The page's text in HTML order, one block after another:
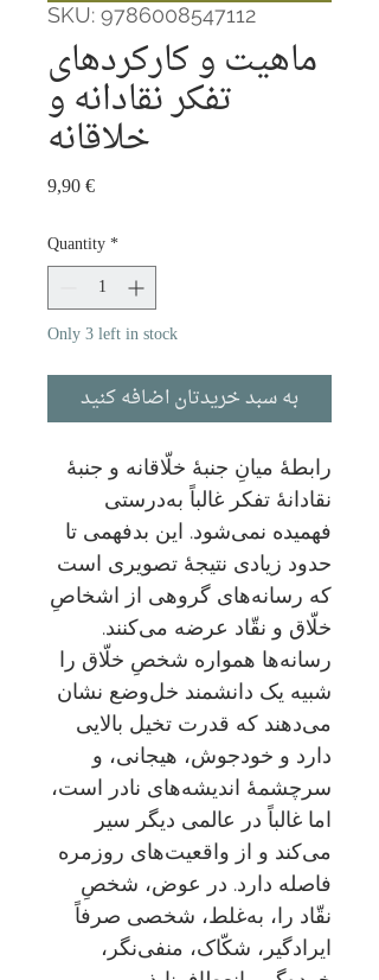
SKU: 9786008547112
ماهیت و کارکردهای
تفکر نقادانه و
خلاقانه
9,90 €Price
Quantity*
Only 3 left in stock
به سبد خریدتان اضافه کنید
رابطۀ میانِ جنبۀ خلّاقانه و جنبۀ
نقادانۀ تفکر غالباً به‌درستی
فهمیده نمی‌شود. این بدفهمی تا
حدود زیادی نتیجۀ تصویری است
که رسانه‌های گروهی از اشخاصِ
خلّاق و نقّاد عرضه می‌کنند.
رسانه‌ها همواره شخصِ خلّاق را
شبیه یک دانشمند خل‌وضع نشان
می‌دهند که قدرت تخیل بالایی
دارد و خودجوش، هیجانی، و
سرچشمۀ اندیشه‌های نادر است،
اما غالباً در عالمی دیگر سیر
می‌کند و از واقعیت‌های روزمره
فاصله دارد. در عوض، شخصِ
نقّاد را، به‌غلط، شخصی صرفاً
ایرادگیر، شکّاک، منفی‌نگر،